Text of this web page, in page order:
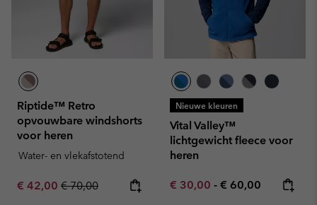
Riptide™ Retro
opvouwbare windshorts
voor heren
Water- en vlekafstotend
Sale price:
€ 42,00 Regular price:
€ 70,00
Nieuwe kleuren
Vital Valley™
lichtgewicht fleece voor
heren
Minimum sale price:
€ 30,00 - Maximum price:
€ 60,00